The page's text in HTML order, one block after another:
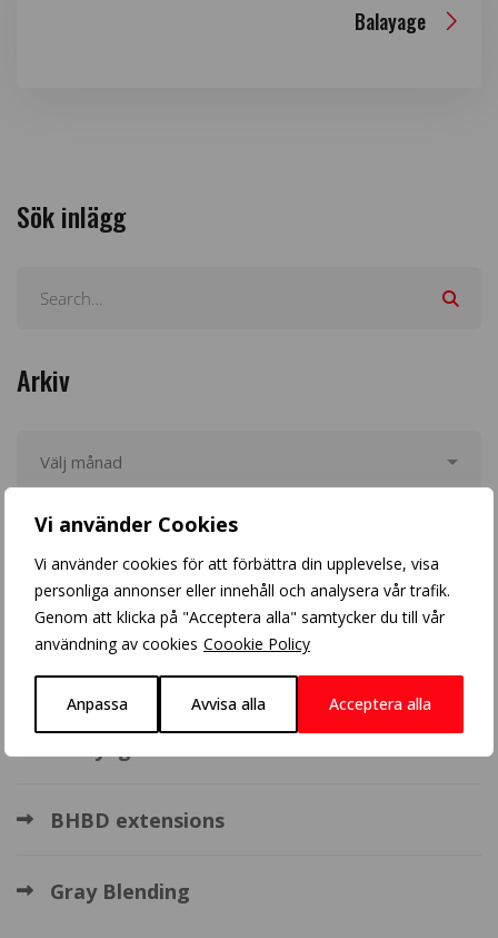
Vi använder Cookies
Vi använder cookies för att förbättra din upplevelse, visa
personliga annonser eller innehåll och analysera vår trafik.
Genom att klicka på "Acceptera alla" samtycker du till vår
användning av cookies Coookie Policy
Anpassa Avvisa alla Acceptera alla
Balayage
Sök inlägg
Arkiv
Populära inlägg
Blonde balayage
Crazy Color
BHBD extensions
Gray Blending